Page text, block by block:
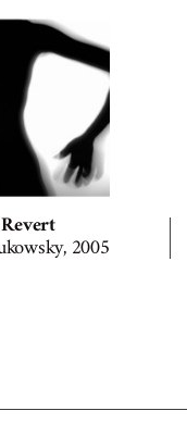
2005